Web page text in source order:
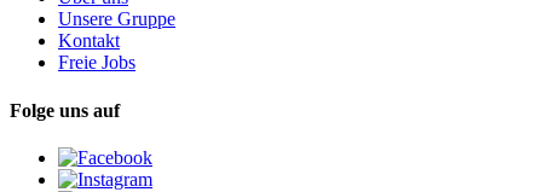
Unsere Gruppe
Kontakt
Freie Jobs
Folge uns auf